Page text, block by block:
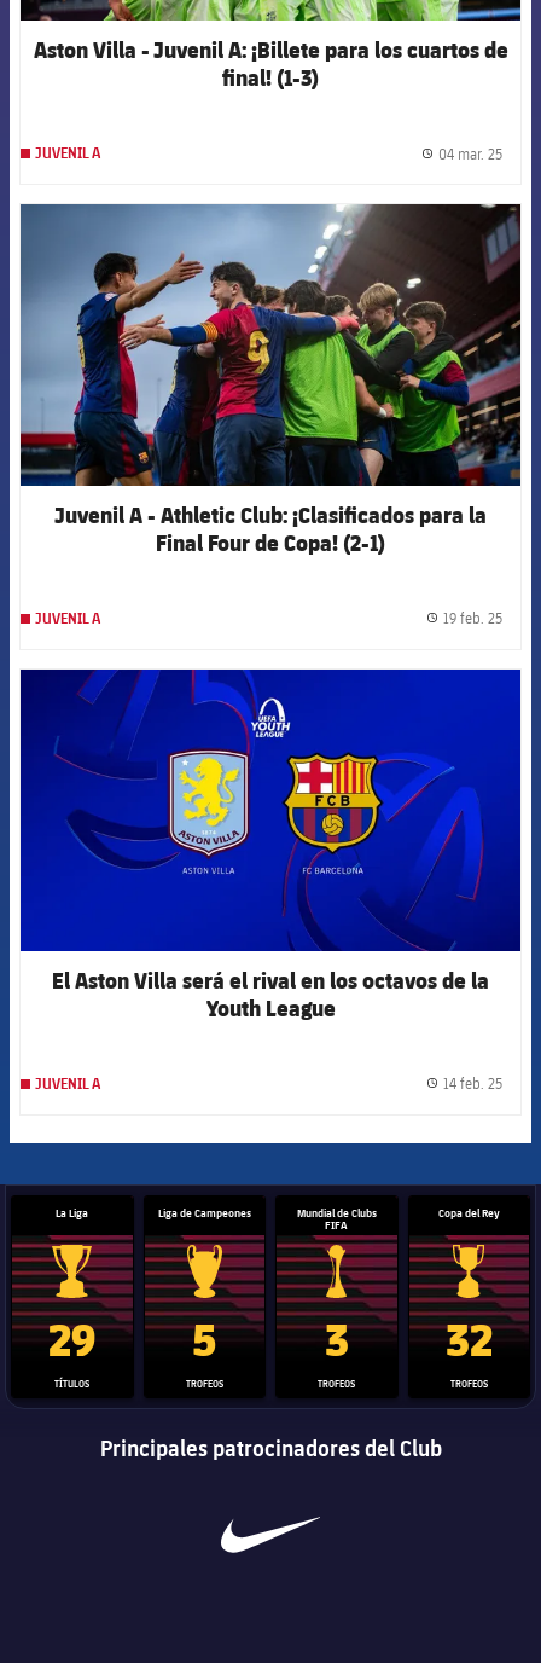
Aston Villa - Juvenil A: ¡Billete para los cuartos de
final! (1-3)
JUVENIL A 04 mar. 25
FCB Barcelona badge
Juvenil A - Athletic Club: ¡Clasificados para la
Final Four de Copa! (2-1)
JUVENIL A 19 feb. 25
El Aston Villa será el rival en los octavos de la
Youth League
JUVENIL A 14 feb. 25
La Liga
Trofeo de La Liga
29
TÍTULOS
Liga de Campeones
Trofeo de la Liga de Campeones
5
TROFEOS
Mundial de Clubs
FIFA
Trofeo del Mundial de
3
TROFEOS
Copa del Rey
Copa del
32
TROFEOS
Principales patrocinadores del Club